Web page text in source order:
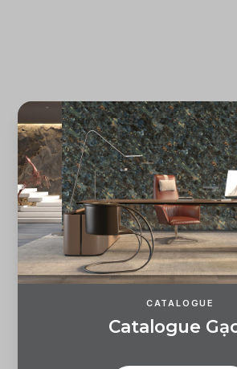
CATALOGUE
Catalogue Gạ
Quên mật khẩu?
ĐĂNG KÝ